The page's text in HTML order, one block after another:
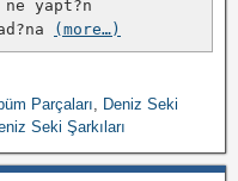
yapt?n
(more…)
Parçaları, Deniz Seki
Seki Şarkıları